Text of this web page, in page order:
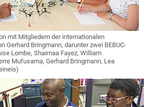
mit Mitgliedern der internationalen
Gerhard Bringmann, darunter zwei BEBUC-
Lombe, Shaimaa Fayez, William
Mufusama, Gerhard Bringmann, Lea